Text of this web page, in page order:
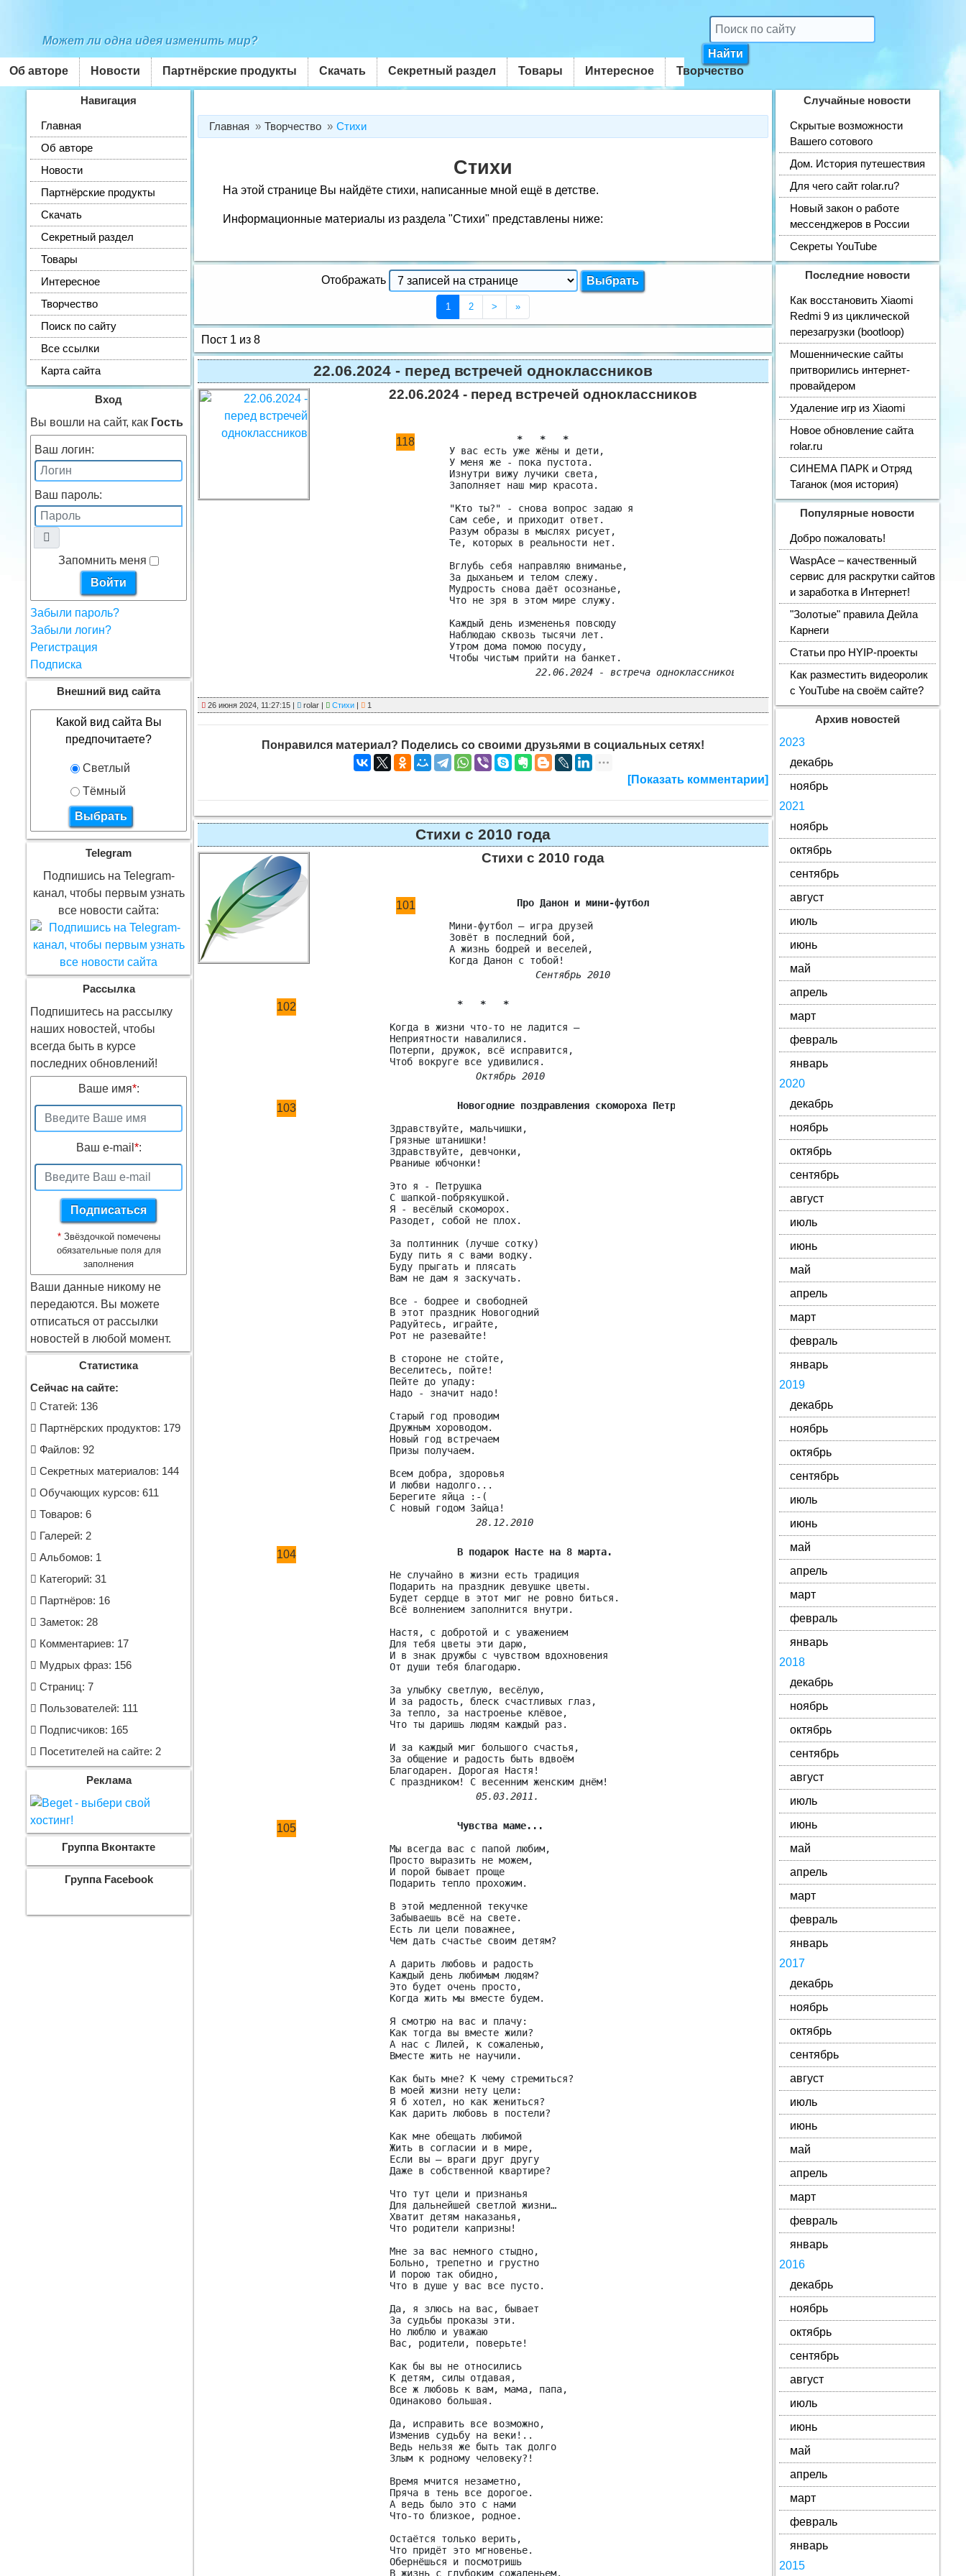
Может ли одна идея изменить мир?
Об авторе Новости Партнёрские продукты Скачать Секретный раздел Товары Интересное Творчество
Главная Творчество Стихи
Стихи
На этой странице Вы найдёте стихи, написанные мной ещё в детстве.
Информационные материалы из раздела "Стихи" представлены ниже:
Отображать
1 (Текущая страница 1)
2 > »
Пост 1 из 8
22.06.2024 - перед встречей одноклассников
22.06.2024 - перед встречей одноклассников
118
*   *   *
У вас есть уже жёны и дети,
У меня же - пока пустота.
Изнутри вижу лучики света,
Заполняет наш мир красота.
"Кто ты?" - снова вопрос задаю я
Сам себе, и приходит ответ.
Разум образы в мыслях рисует,
Те, которых в реальности нет.
Вглубь себя направляю вниманье,
За дыханьем и телом слежу.
Мудрость снова даёт осознанье,
Что не зря в этом мире служу.
Каждый день измененья повсюду
Наблюдаю сквозь тысячи лет.
Утром дома помою посуду,
22.06.2024 - встреча одноклассников Башкирской Гимназии №122.
26 июня 2024, 11:27:15 | rolar | Стихи | 1
Понравился материал? Поделись со своими друзьями в социальных сетях!
[Показать комментарии]
Стихи с 2010 года
Стихи с 2010 года
101
Про Данон и мини-футбол
Мини-футбол – игра друзей
Зовёт в последний бой,
А жизнь бодрей и веселей,
Сентябрь 2010
102
*   *   *
Когда в жизни что-то не ладится –
Неприятности навалилися.
Потерпи, дружок, всё исправится,
Октябрь 2010
103
Новогодние поздравления скомороха Петрушки
Здравствуйте, мальчишки,
Грязные штанишки!
Здравствуйте, девчонки,
Рваниые юбчонки!
Это я - Петрушка
С шапкой-побрякушкой.
Я - весёлый скоморох.
Разодет, собой не плох.
За полтинник (лучше сотку)
Буду пить я с вами водку.
Буду прыгать и плясать
Вам не дам я заскучать.
Все - бодрее и свободней
В этот праздник Новогодний
Радуйтесь, играйте,
Рот не разевайте!
В стороне не стойте,
Веселитесь, пойте!
Пейте до упаду:
Надо - значит надо!
Старый год проводим
Дружным хороводом.
Новый год встречаем
Призы получаем.
Всем добра, здоровья
И любви надолго...
Берегите яйца :-(
28.12.2010
104
В подарок Насте на 8 марта.
Не случайно в жизни есть традиция
Подарить на праздник девушке цветы.
Будет сердце в этот миг не ровно биться.
Всё волнением заполнится внутри.
Настя, с добротой и с уважением
Для тебя цветы эти дарю,
И в знак дружбы с чувством вдохновения
От души тебя благодарю.
За улыбку светлую, весёлую,
И за радость, блеск счастливых глаз,
За тепло, за настроенье клёвое,
Что ты даришь людям каждый раз.
И за каждый миг большого счастья,
За общение и радость быть вдвоём
Благодарен. Дорогая Настя!
05.03.2011.
105
Чувства маме...
Мы всегда вас с папой любим,
Просто выразить не можем,
И порой бывает проще
Подарить тепло прохожим.
В этой медленной текучке
Забываешь всё на свете.
Есть ли цели поважнее,
Чем дать счастье своим детям?
А дарить любовь и радость
Каждый день любимым людям?
Это будет очень просто,
Когда жить мы вместе будем.
Я смотрю на вас и плачу:
Как тогда вы вместе жили?
А нас с Лилей, к сожаленью,
Вместе жить не научили.
Как быть мне? К чему стремиться?
В моей жизни нету цели:
Я б хотел, но как жениться?
Как дарить любовь в постели?
Как мне обещать любимой
Жить в согласии и в мире,
Если вы – враги друг другу
Даже в собственной квартире?
Что тут цели и признанья
Для дальнейшей светлой жизни…
Хватит детям наказанья,
Что родители капризны!
Мне за вас немного стыдно,
Больно, трепетно и грустно
И порою так обидно,
Что в душе у вас все пусто.
Да, я злюсь на вас, бывает
За судьбы проказы эти.
Но люблю и уважаю
Вас, родители, поверьте!
Как бы вы не относились
К детям, силы отдавая,
Все ж любовь к вам, мама, папа,
Одинаково большая.
Да, исправить все возможно,
Изменив судьбу на веки!..
Ведь нельзя же быть так долго
Злым к родному человеку?!
Время мчится незаметно,
Пряча в тень все дорогое.
А ведь было это с нами
Что-то близкое, родное.
Остаётся только верить,
Что придёт это мгновенье.
Обернёшься и посмотришь
В жизнь с глубоким сожаленьем.
Навигация
Главная
Об авторе
Новости
Партнёрские продукты
Скачать
Секретный раздел
Товары
Интересное
Творчество
Поиск по сайту
Все ссылки
Карта сайта
Вход
Вы вошли на сайт, как Гость
Ваш логин:
Ваш пароль:
Запомнить меня
Забыли пароль?
Забыли логин?
Регистрация
Подписка
Внешний вид сайта
Какой вид сайта Вы
предпочитаете?
Светлый
Тёмный
Telegram
Подпишись на Telegram-
канал, чтобы первым узнать
все новости сайта:
Рассылка
Подпишитесь на рассылку
наших новостей, чтобы
всегда быть в курсе
последних обновлений!
Ваше имя*:
Ваш e-mail *:
*Звёздочкой помечены
обязательные поля для
заполнения
Ваши данные никому не
передаются. Вы можете
отписаться от рассылки
новостей в любой момент.
Статистика
Сейчас на сайте:
Cтатей: 136
Партнёрских продуктов: 179
Файлов: 92
Секретных материалов: 144
Обучающих курсов: 611
Товаров: 6
Галерей: 2
Альбомов: 1
Категорий: 31
Партнёров: 16
Заметок: 28
Комментариев: 17
Мудрых фраз: 156
Страниц: 7
Пользователей: 111
Подписчиков: 165
Посетителей на сайте: 2
Реклама
Группа Вконтакте
Группа Facebook
Случайные новости
Скрытые возможности
Вашего сотового
Дом. История путешествия
Для чего сайт rolar.ru?
Новый закон о работе
мессенджеров в России
Секреты YouTube
Последние новости
Как восстановить Xiaomi
Redmi 9 из циклической
перезагрузки (bootloop)
Мошеннические сайты
притворились интернет-
провайдером
Удаление игр из Xiaomi
Новое обновление сайта
rolar.ru
СИНЕМА ПАРК и Отряд
Таганок (моя история)
Популярные новости
Добро пожаловать!
WaspAce – качественный
сервис для раскрутки сайтов
и заработка в Интернет!
"Золотые" правила Дейла
Карнеги
Статьи про HYIP-проекты
Как разместить видеоролик
с YouTube на своём сайте?
Архив новостей
2023
декабрь
ноябрь
2021
ноябрь
октябрь
сентябрь
август
июль
июнь
май
апрель
март
февраль
январь
2020
декабрь
ноябрь
октябрь
сентябрь
август
июль
июнь
май
апрель
март
февраль
январь
2019
декабрь
ноябрь
октябрь
сентябрь
июль
июнь
май
апрель
март
февраль
январь
2018
декабрь
ноябрь
октябрь
сентябрь
август
июль
июнь
май
апрель
март
февраль
январь
2017
декабрь
ноябрь
октябрь
сентябрь
август
июль
июнь
май
апрель
март
февраль
январь
2016
декабрь
ноябрь
октябрь
сентябрь
август
июль
июнь
май
апрель
март
февраль
январь
2015